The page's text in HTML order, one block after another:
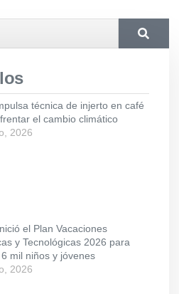
técnica de injerto en café
el cambio climático
2026
el Plan Vacaciones
y Tecnológicas 2026 para
mil niños y jóvenes
2026